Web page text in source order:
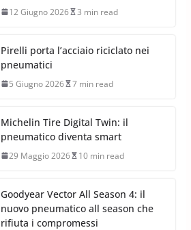
12 Giugno 2026 3 min read
Pirelli porta l’acciaio riciclato nei
pneumatici
5 Giugno 2026 7 min read
Michelin Tire Digital Twin: il
pneumatico diventa smart
29 Maggio 2026 10 min read
Goodyear Vector All Season 4: il
nuovo pneumatico all season che
rifiuta i compromessi